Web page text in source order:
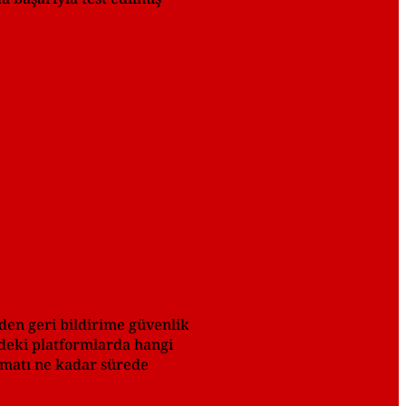
geri bildirime güvenlik
platformlarda hangi
ne kadar sürede